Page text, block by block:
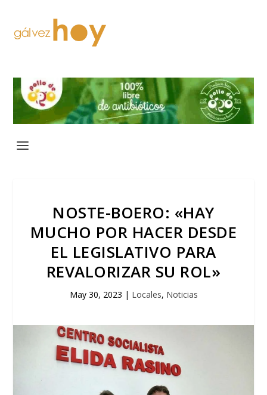
NOSTE-BOERO: «HAY
MUCHO POR HACER DESDE
EL LEGISLATIVO PARA
REVALORIZAR SU ROL»
May 30, 2023 | Locales, Noticias